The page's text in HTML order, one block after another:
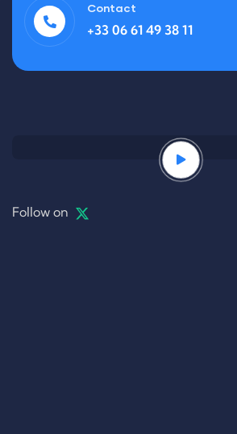
Contact
+33 06 61 49 38 11
Follow on